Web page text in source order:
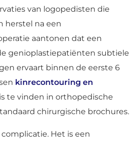
van logopedisten die
herstel na een
aantonen dat een
genioplastiepatiënten subtiele
ervaart binnen de eerste 6
kinrecontouring en
te vinden in orthopedische
chirurgische brochures.
Het is een